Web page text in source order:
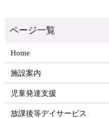
Home
施設案内
児童発達支援
放課後等デイサービス